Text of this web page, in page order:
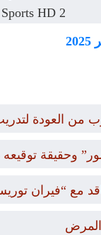
HD 2
من العودة
وحقيقة توقيعه
مع “فيران
المرض